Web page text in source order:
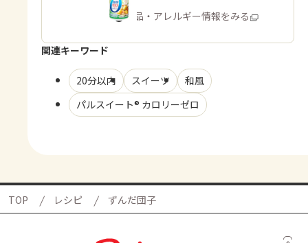
商品・アレルギー情報をみる
関連キーワード
20分以内 スイーツ
和風
パルスイート® カロリーゼロ
TOP レシピ ずんだ団子